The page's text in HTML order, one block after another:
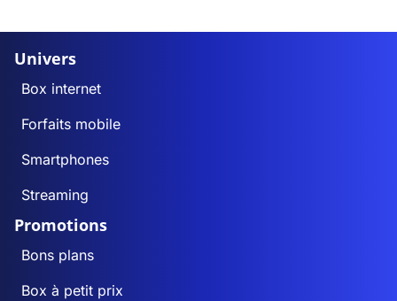
Univers
Box internet
Forfaits mobile
Smartphones
Streaming
Promotions
Bons plans
Box à petit prix